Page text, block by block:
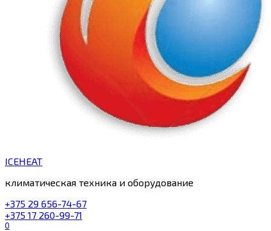
ICEHEAT
климатическая техника и оборудование
+375 29 656-74-67
+375 17 260-99-71
0